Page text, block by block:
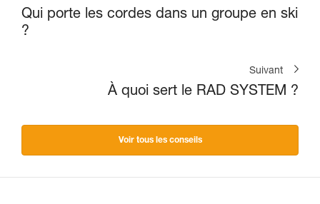
Qui porte les cordes dans un groupe en ski
?
Suivant
À quoi sert le RAD SYSTEM ?
Voir tous les conseils